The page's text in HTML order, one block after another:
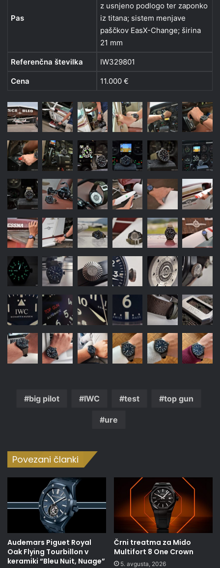
Pas
z usnjeno podlogo ter zaponko
iz titana; sistem menjave
paščkov EasX-Change; širina
21 mm
Referenčna številka IW329801
Cena 11.000 €
big pilot IWC test top gun
ure
Povezani članki
Audemars Piguet Royal
Oak Flying Tourbillon v
keramiki “Bleu Nuit, Nuage”
Črni treatma za Mido
Multifort 8 One Crown
5. avgusta, 2026